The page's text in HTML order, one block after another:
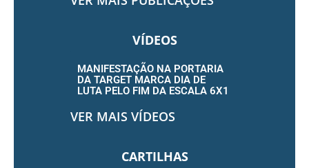
VÍDEOS
MANIFESTAÇÃO NA PORTARIA
DA TARGET MARCA DIA DE
LUTA PELO FIM DA ESCALA 6X1
VER MAIS VÍDEOS
CARTILHAS